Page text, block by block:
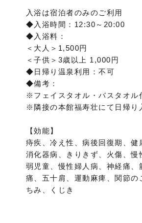
入浴は宿泊者のみのご利用
◆入浴時間：12:30～20:00
◆入浴料：
＜大人＞1,500円
＜子供＞3歳以上 1,000円
◆日帰り温泉利用：不可
◆備考：
※フェイスタオル・バスタオル
※隣接の本館福寿壮にて日帰り
【効能】
痔疾、冷え性、病後回復期、健
消化器病、きりきず、火傷、慢
弱児童、慢性婦人病、神経痛、
痛、五十肩、運動麻痺、関節の
ちみ、くじき